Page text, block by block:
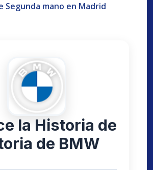
Segunda mano en Madrid
la Historia de
de BMW